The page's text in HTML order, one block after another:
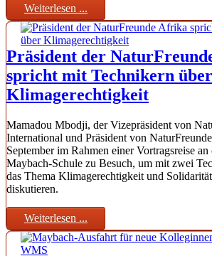
Weiterlesen ...
Präsident der
spricht mit Technikern über
Klimagerechtigkeit
Mamadou Mbodji, der Vizepräsident von
International und Präsident von
September im Rahmen einer Vortragsreise
Maybach-Schule zu Besuch, um mit zwei
das Thema Klimagerechtigkeit und
diskutieren.
Weiterlesen ...